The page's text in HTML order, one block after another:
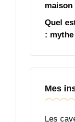
maison
Quel
:
Mes
Les